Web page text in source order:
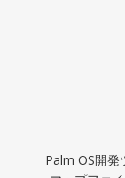
Palm OS開発